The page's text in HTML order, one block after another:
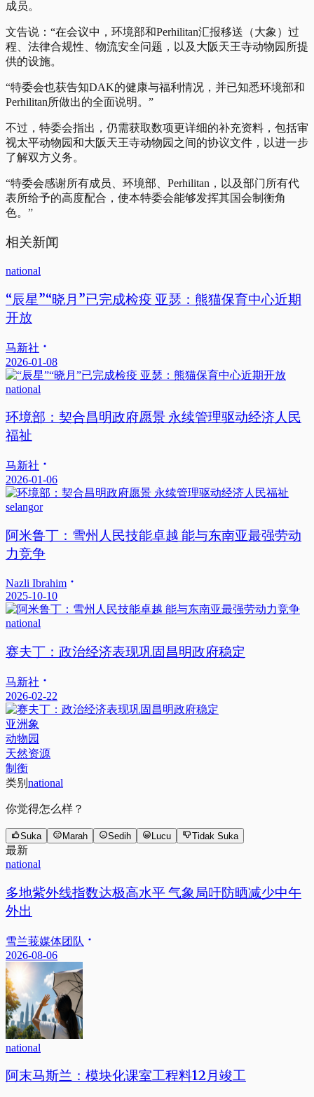
成员。
文告说：“在会议中，环境部和Perhilitan汇报移送（大象）过
程、法律合规性、物流安全问题，以及大阪天王寺动物园所提
供的设施。
“特委会也获告知DAK的健康与福利情况，并已知悉环境部和
Perhilitan所做出的全面说明。”
不过，特委会指出，仍需获取数项更详细的补充资料，包括审
视太平动物园和大阪天王寺动物园之间的协议文件，以进一步
了解双方义务。
“特委会感谢所有成员、环境部、Perhilitan，以及部门所有代
表所给予的高度配合，使本特委会能够发挥其国会制衡角
色。”
相关新闻
national
“辰星”“晓月”已完成检疫 亚瑟：熊猫保育中心近期
开放
马新社
2026-01-08
national
环境部：契合昌明政府愿景 永续管理驱动经济人民
福祉
马新社
2026-01-06
selangor
阿米鲁丁：雪州人民技能卓越 能与东南亚最强劳动
力竞争
Nazli Ibrahim
2025-10-10
national
赛夫丁：政治经济表现巩固昌明政府稳定
马新社
2026-02-22
亚洲象
动物园
天然资源
制衡
类别 national
你觉得怎么样？
Suka Marah Sedih Lucu Tidak Suka
最新
national
多地紫外线指数达极高水平 气象局吁防晒减少中午
外出
雪兰莪媒体团队
2026-08-06
national
阿末马斯兰：模块化课室工程料12月竣工